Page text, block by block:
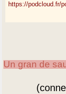
https://podcloud.fr/
Un gran de